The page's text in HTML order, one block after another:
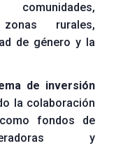
rurales,
de género y la
de inversión
la colaboración
fondos de
y